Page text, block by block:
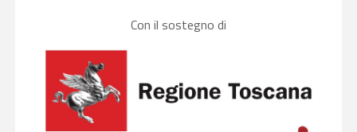
Con il sostegno di